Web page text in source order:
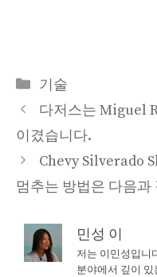
Categories
기술
다저스는 Miguel
이겼습니다.
Chevy Silverado
멈추는 방법은 다음과
민성 이
저는 이민성입니
분야에서 깊이